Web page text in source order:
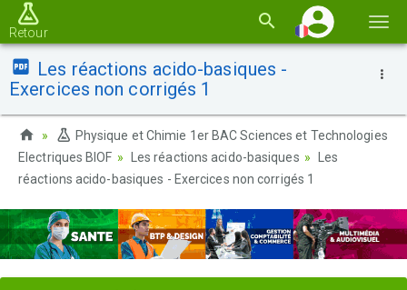
la
Retour
Les réactions acido-basiques -
Exercices non corrigés 1
Physique et Chimie 1er BAC Sciences et Technologies
Electriques BIOF
Les réactions acido-basiques
Les
réactions acido-basiques - Exercices non corrigés 1